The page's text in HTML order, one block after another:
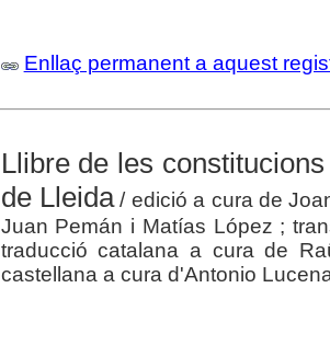
Enllaç permanent a aquest
Llibre de les
de Lleida/ edició a cura de
Juan Pemán i Matías López ;
traducció catalana a cura de
castellana a cura d'Antonio